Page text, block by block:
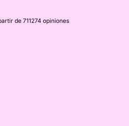
de 711274 opiniones